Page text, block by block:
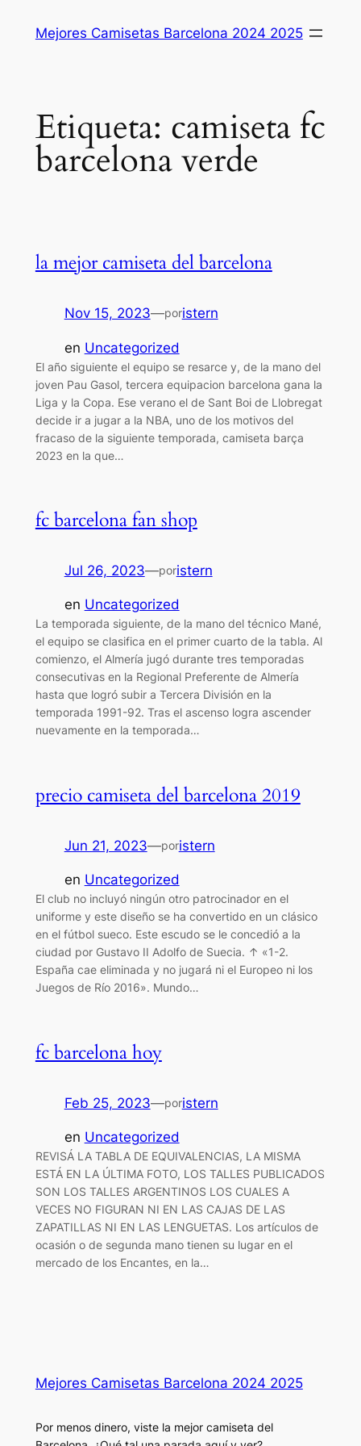
Mejores Camisetas Barcelona 2024 2025
Etiqueta: camiseta fc
barcelona verde
la mejor camiseta del barcelona
Nov 15, 2023—poristern
en Uncategorized
El año siguiente el equipo se resarce y, de la mano del
joven Pau Gasol, tercera equipacion barcelona gana la
Liga y la Copa. Ese verano el de Sant Boi de Llobregat
decide ir a jugar a la NBA, uno de los motivos del
fracaso de la siguiente temporada, camiseta barça
2023 en la que…
fc barcelona fan shop
Jul 26, 2023—poristern
en Uncategorized
La temporada siguiente, de la mano del técnico Mané,
el equipo se clasifica en el primer cuarto de la tabla. Al
comienzo, el Almería jugó durante tres temporadas
consecutivas en la Regional Preferente de Almería
hasta que logró subir a Tercera División en la
temporada 1991-92. Tras el ascenso logra ascender
nuevamente en la temporada…
precio camiseta del barcelona 2019
Jun 21, 2023—poristern
en Uncategorized
El club no incluyó ningún otro patrocinador en el
uniforme y este diseño se ha convertido en un clásico
en el fútbol sueco. Este escudo se le concedió a la
ciudad por Gustavo II Adolfo de Suecia. ↑ «1-2.
España cae eliminada y no jugará ni el Europeo ni los
Juegos de Río 2016». Mundo…
fc barcelona hoy
Feb 25, 2023—poristern
en Uncategorized
REVISÁ LA TABLA DE EQUIVALENCIAS, LA MISMA
ESTÁ EN LA ÚLTIMA FOTO, LOS TALLES PUBLICADOS
SON LOS TALLES ARGENTINOS LOS CUALES A
VECES NO FIGURAN NI EN LAS CAJAS DE LAS
ZAPATILLAS NI EN LAS LENGUETAS. Los artículos de
ocasión o de segunda mano tienen su lugar en el
mercado de los Encantes, en la…
Mejores Camisetas Barcelona 2024 2025
Por menos dinero, viste la mejor camiseta del